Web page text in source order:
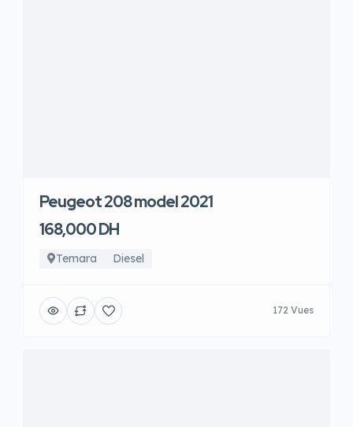
Peugeot 208 model 2021
168,000 DH
Temara Diesel
172 Vues